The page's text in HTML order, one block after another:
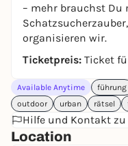
– mehr brauchst Du
organisieren wir.
Ticketpreis: Ticket
Available Anytime führung
outdoor
urban rätsel
Hilfe und Kontakt zu
Location